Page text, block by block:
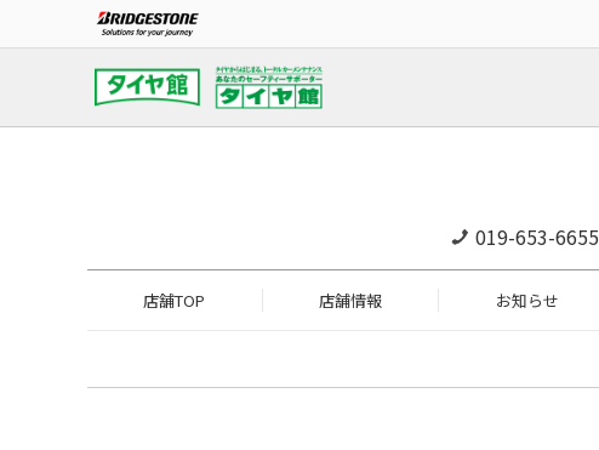
019-653-6655
店舗TOP 店舗情報 お知らせ